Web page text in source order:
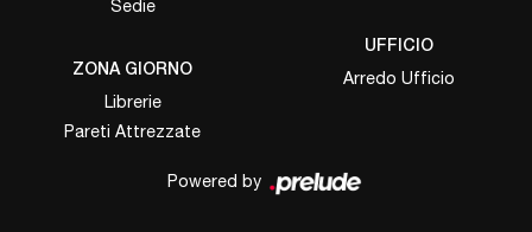
Sedie
ZONA GIORNO
Librerie
Pareti Attrezzate
UFFICIO
Arredo Ufficio
Powered by